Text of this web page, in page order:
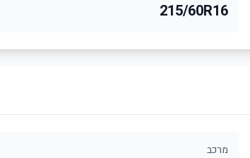
215/60R16
מרכב